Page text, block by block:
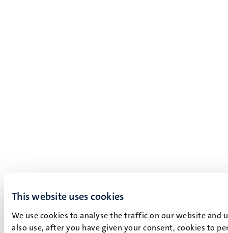
This website uses cookies
We use cookies to analyse the traffic on our website and
also use, after you have given your consent, cookies to